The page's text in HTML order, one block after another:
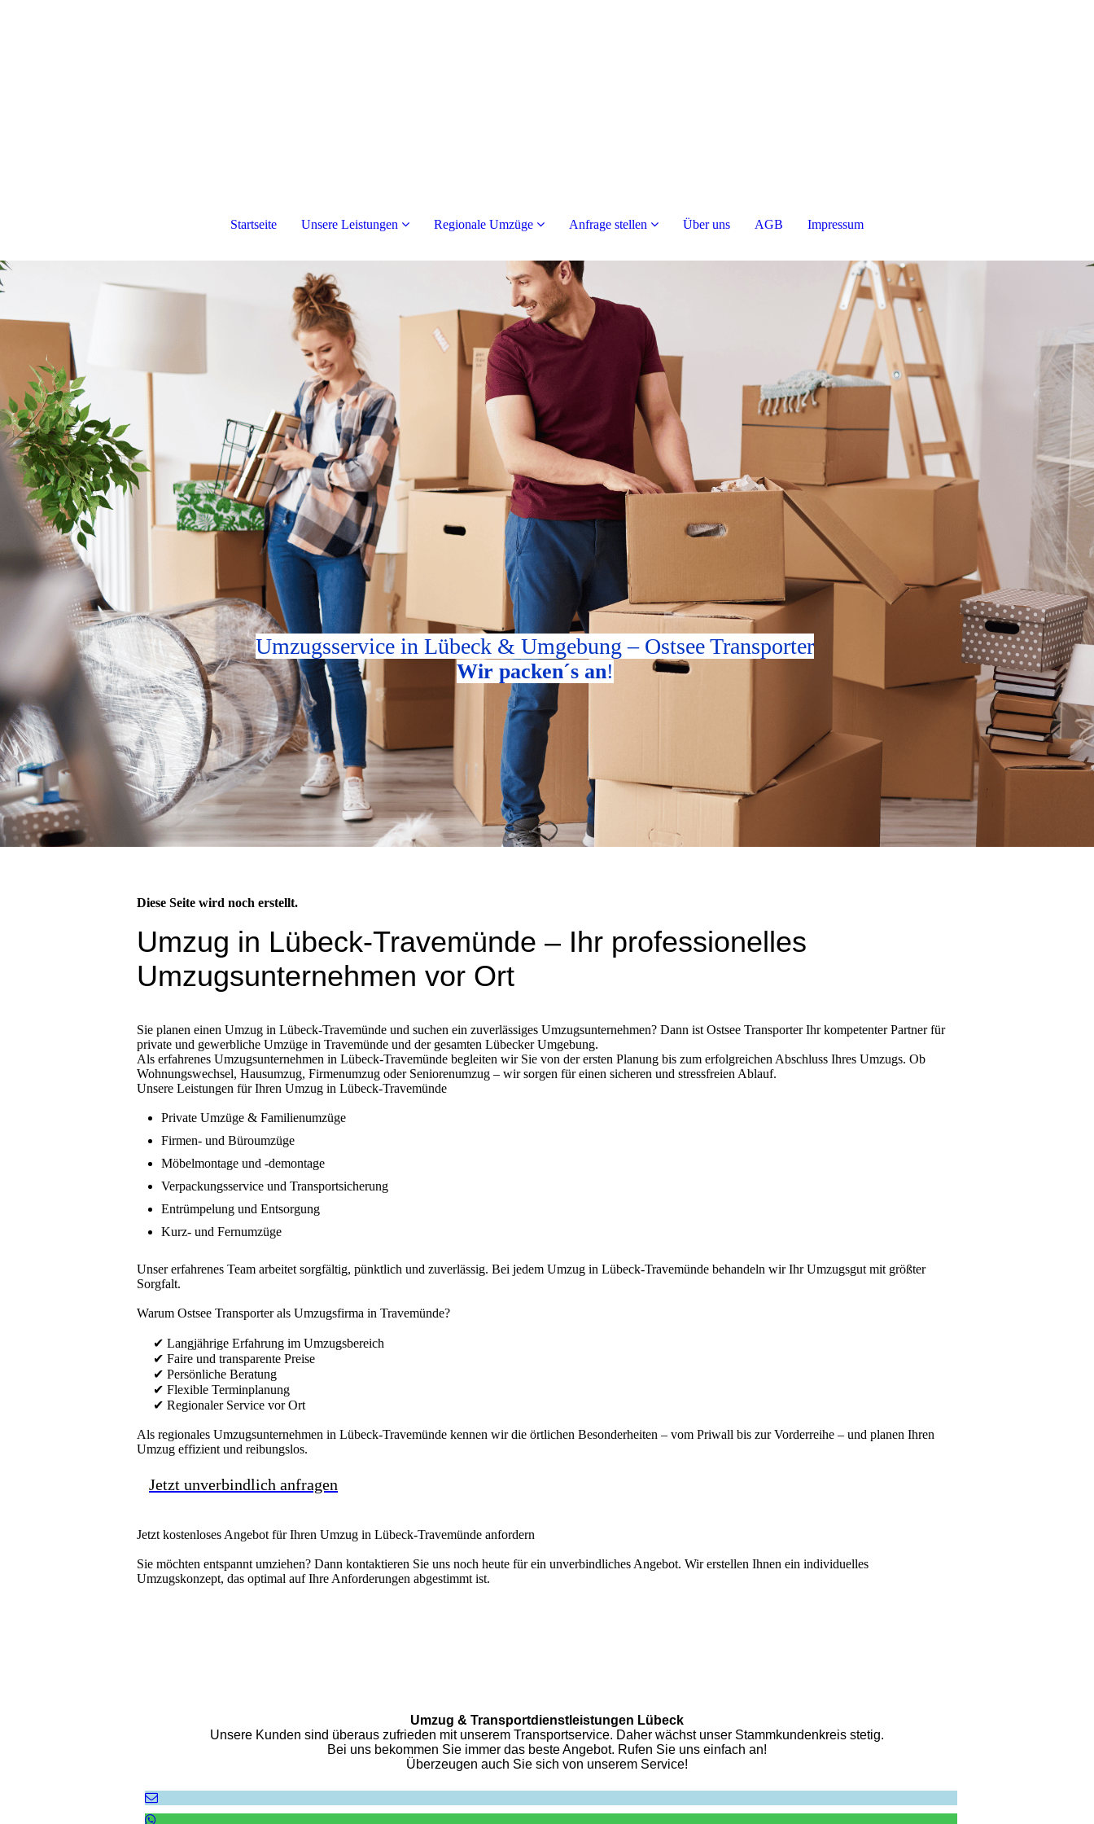
Startseite Unsere Leistungen Regionale Umzüge Anfrage stellen Über uns AGB Impressum
Umzugsservice in Lübeck & Umgebung – Ostsee Transporter
Wir packen´s an!
Diese Seite wird noch erstellt.
Umzug in Lübeck-Travemünde – Ihr professionelles
Umzugsunternehmen vor Ort
Sie planen einen Umzug in Lübeck-Travemünde und suchen ein zuverlässiges Umzugsunternehmen? Dann ist Ostsee Transporter Ihr kompetenter Partner für
private und gewerbliche Umzüge in Travemünde und der gesamten Lübecker Umgebung.
Als erfahrenes Umzugsunternehmen in Lübeck-Travemünde begleiten wir Sie von der ersten Planung bis zum erfolgreichen Abschluss Ihres Umzugs. Ob
Wohnungswechsel, Hausumzug, Firmenumzug oder Seniorenumzug – wir sorgen für einen sicheren und stressfreien Ablauf.
Unsere Leistungen für Ihren Umzug in Lübeck-Travemünde
Private Umzüge & Familienumzüge
Firmen- und Büroumzüge
Möbelmontage und -demontage
Verpackungsservice und Transportsicherung
Entrümpelung und Entsorgung
Kurz- und Fernumzüge
Unser erfahrenes Team arbeitet sorgfältig, pünktlich und zuverlässig. Bei jedem Umzug in Lübeck-Travemünde behandeln wir Ihr Umzugsgut mit größter
Sorgfalt.
Warum Ostsee Transporter als Umzugsfirma in Travemünde?
✔ Langjährige Erfahrung im Umzugsbereich
✔ Faire und transparente Preise
✔ Persönliche Beratung
✔ Flexible Terminplanung
✔ Regionaler Service vor Ort
Als regionales Umzugsunternehmen in Lübeck-Travemünde kennen wir die örtlichen Besonderheiten – vom Priwall bis zur Vorderreihe – und planen Ihren
Umzug effizient und reibungslos.
Jetzt unverbindlich anfragen
Jetzt kostenloses Angebot für Ihren Umzug in Lübeck-Travemünde anfordern
Sie möchten entspannt umziehen? Dann kontaktieren Sie uns noch heute für ein unverbindliches Angebot. Wir erstellen Ihnen ein individuelles
Umzugskonzept, das optimal auf Ihre Anforderungen abgestimmt ist.
Umzug & Transportdienstleistungen Lübeck
Unsere Kunden sind überaus zufrieden mit unserem Transportservice. Daher wächst unser Stammkundenkreis stetig.
Bei uns bekommen Sie immer das beste Angebot. Rufen Sie uns einfach an!
Überzeugen auch Sie sich von unserem Service!